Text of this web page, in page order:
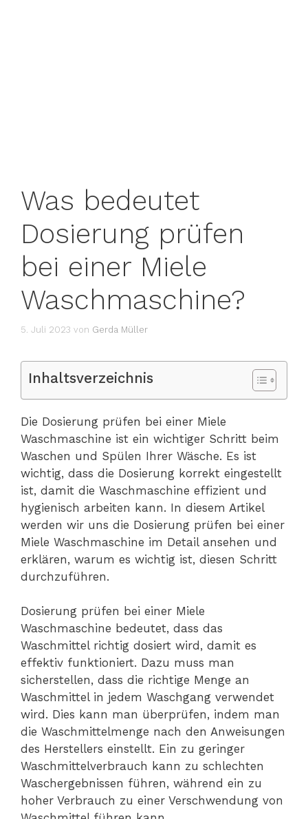
Was bedeutet
Dosierung prüfen
bei einer Miele
Waschmaschine?
5. Juli 2023 von Gerda Müller
Inhaltsverzeichnis
Die Dosierung prüfen bei einer Miele
Waschmaschine ist ein wichtiger Schritt beim
Waschen und Spülen Ihrer Wäsche. Es ist
wichtig, dass die Dosierung korrekt eingestellt
ist, damit die Waschmaschine effizient und
hygienisch arbeiten kann. In diesem Artikel
werden wir uns die Dosierung prüfen bei einer
Miele Waschmaschine im Detail ansehen und
erklären, warum es wichtig ist, diesen Schritt
durchzuführen.
Dosierung prüfen bei einer Miele
Waschmaschine bedeutet, dass das
Waschmittel richtig dosiert wird, damit es
effektiv funktioniert. Dazu muss man
sicherstellen, dass die richtige Menge an
Waschmittel in jedem Waschgang verwendet
wird. Dies kann man überprüfen, indem man
die Waschmittelmenge nach den Anweisungen
des Herstellers einstellt. Ein zu geringer
Waschmittelverbrauch kann zu schlechten
Waschergebnissen führen, während ein zu
hoher Verbrauch zu einer Verschwendung von